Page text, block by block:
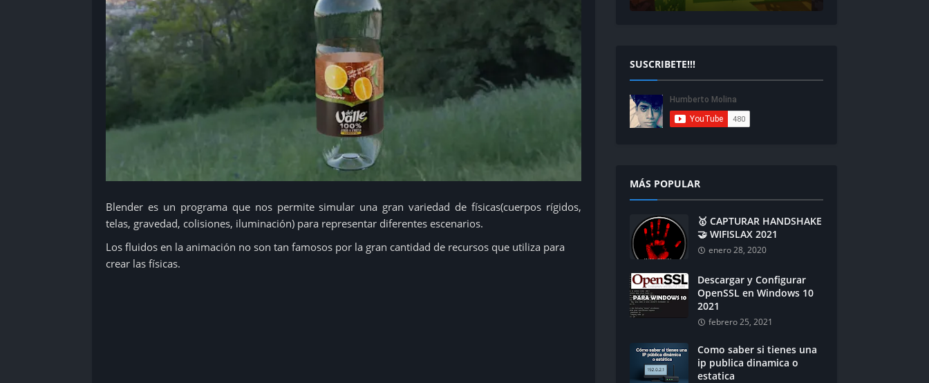
Blender es un programa que nos permite simular una gran variedad de físicas(cuerpos rígidos,
telas, gravedad, colisiones, iluminación) para representar diferentes escenarios.
Los fluidos en la animación no son tan famosos por la gran cantidad de recursos que utiliza para
crear las físicas.
SUSCRIBETE!!!
MÁS POPULAR
🥇 CAPTURAR HANDSHAKE
🤝 WIFISLAX 2021
enero 28, 2020
Descargar y Configurar
OpenSSL en Windows 10
2021
febrero 25, 2021
Como saber si tienes una
ip publica dinamica o
estatica